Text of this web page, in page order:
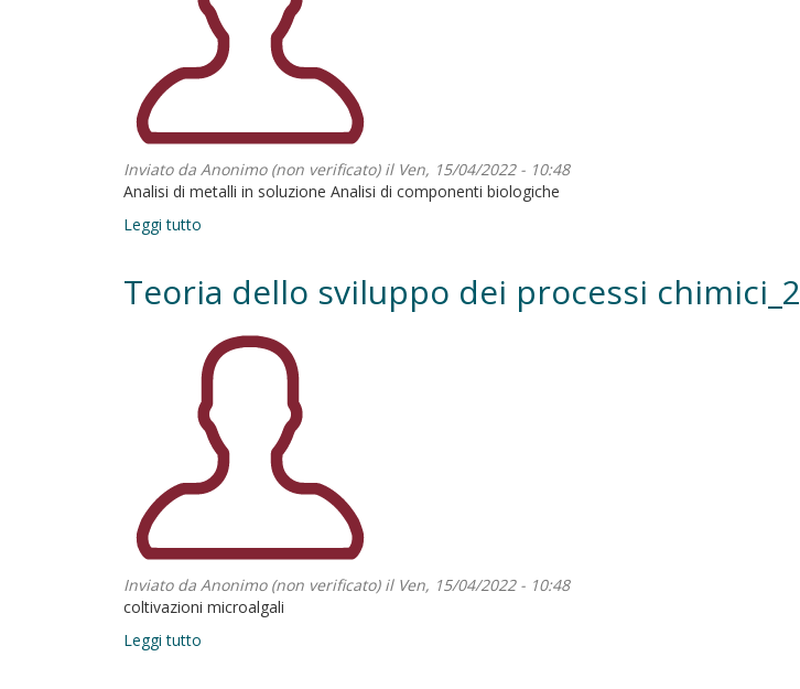
Inviato da Anonimo (non verificato)il Ven, 15/04/2022 - 10:48
Analisi di metalli in soluzione Analisi di componenti biologiche
Leggi tutto
sviluppo
processi
chimici_1
Teoria dello sviluppo dei processi chimici_2
Inviato da Anonimo (non verificato)il Ven, 15/04/2022 - 10:48
coltivazioni microalgali
Leggi tutto